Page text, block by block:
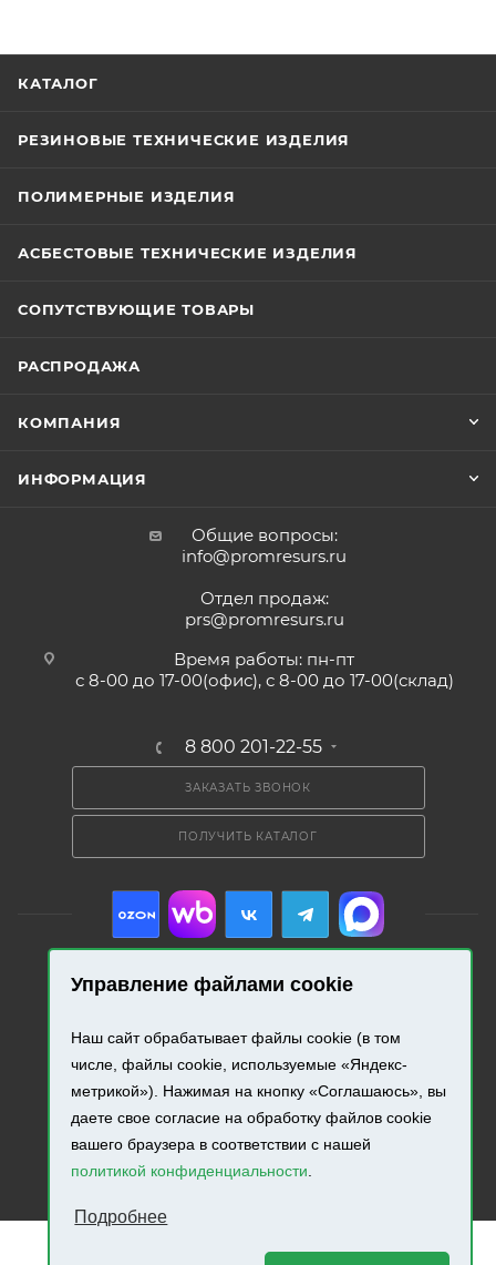
Управление файлами cookie
Наш сайт обрабатывает файлы cookie (в том
числе, файлы cookie, используемые «Яндекс-
метрикой»). Нажимая на кнопку «Соглашаюсь», вы
даете свое согласие на обработку файлов cookie
вашего браузера в соответствии с нашей
политикой конфиденциальности.
Подробнее
КАТАЛОГ
РЕЗИНОВЫЕ ТЕХНИЧЕСКИЕ ИЗДЕЛИЯ
ПОЛИМЕРНЫЕ ИЗДЕЛИЯ
АСБЕСТОВЫЕ ТЕХНИЧЕСКИЕ ИЗДЕЛИЯ
СОПУТСТВУЮЩИЕ ТОВАРЫ
РАСПРОДАЖА
КОМПАНИЯ
ИНФОРМАЦИЯ
Общие вопросы:
info@promresurs.ru
Отдел продаж:
prs@promresurs.ru
Время работы: пн-пт
с 8-00 до 17-00(офис), с 8-00 до 17-00(склад)
8 800 201-22-55
ЗАКАЗАТЬ ЗВОНОК
ПОЛУЧИТЬ КАТАЛОГ
Разработка и продвижение сайта.